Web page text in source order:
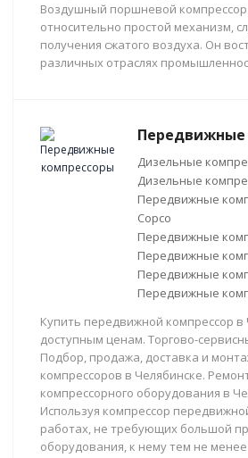
Воздушный поршневой
относительно простой механизм,
получения сжатого воздуха. Он
различных отраслях
Передвижные
Дизельные
Дизельные
Передвижные
Copco
Передвижные
Передвижные
Передвижные
Передвижные
Купить передвижной компрессор в
доступным ценам. Торгово-
Подбор, продажа, доставка и
компрессоров в Челябинске.
компрессорного оборудования в
Используя компрессор
работах, не требующих большой
оборудования, к нему тем не